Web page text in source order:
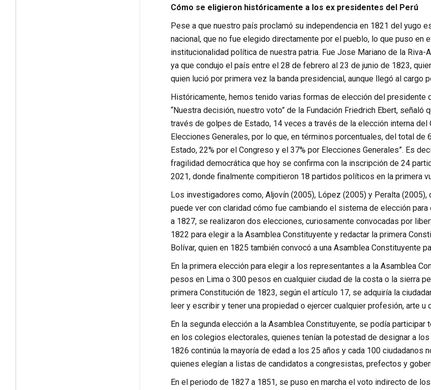
Cómo se eligieron históricamente a los ex presidentes del Perú
Pese a que nuestro país proclamó su independencia en 1821 del yugo
nacional, que no fue elegido directamente por el pueblo, lo que puso en
institucionalidad política de nuestra patria. Fue Jose Mariano de la Riva-
ya que condujo el país entre el 28 de febrero al 23 de junio de 1823,
quien lució por primera vez la banda presidencial, aunque llegó al cargo
Históricamente, hemos tenido varias formas de elección del presidente
“Nuestra decisión, nuestro voto” de la Fundación Friedrich Ebert,
través de golpes de Estado, 14 veces a través de la elección interna
Elecciones Generales, por lo que, en términos porcentuales, del total
Estado, 22% por el Congreso y el 37% por Elecciones Generales”. Es
fragilidad democrática que hoy se confirma con la inscripción de 24
2021, donde finalmente compitieron 18 partidos políticos en la primera
Los investigadores como, Aljovín (2005), López (2005) y Peralta
puede ver con claridad cómo fue cambiando el sistema de elección
a 1827, se realizaron dos elecciones, curiosamente convocadas por
1822 para elegir a la Asamblea Constituyente y redactar la primera
Bolívar, quien en 1825 también convocó a una Asamblea Constituyente
En la primera elección para elegir a los representantes a la Asamblea
pesos en Lima o 300 pesos en cualquier ciudad de la costa o la sierra
primera Constitución de 1823, según el artículo 17, se adquiría la
leer y escribir y tener una propiedad o ejercer cualquier profesión, arte u
En la segunda elección a la Asamblea Constituyente, se podía
en los colegios electorales, quienes tenían la potestad de designar a
1826 continúa la mayoría de edad a los 25 años y cada 100 ciudadanos
quienes elegían a listas de candidatos a congresistas, prefectos y
En el periodo de 1827 a 1851, se puso en marcha el voto indirecto de